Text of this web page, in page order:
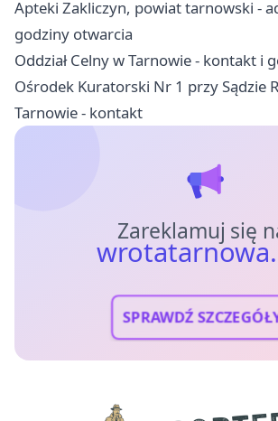
Apteki Zakliczyn, powiat tarnowski -
godziny otwarcia
Oddział Celny w Tarnowie - kontakt i
Ośrodek Kuratorski Nr 1 przy Sądzie
Tarnowie - kontakt
Zareklamuj się
SPRAWDŹ